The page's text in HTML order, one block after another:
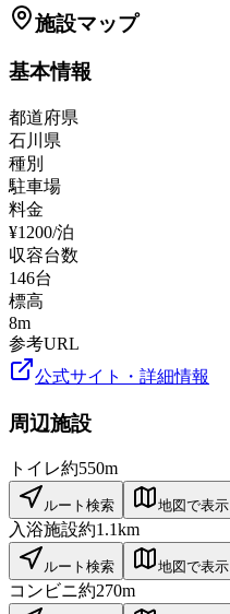
施設マップ
基本情報
都道府県
石川県
種別
駐車場
料金
¥1200/泊
収容台数
146台
標高
8m
参考URL
公式サイト・詳細情報
周辺施設
トイレ約550m
ルート検索 地図で表示
入浴施設約1.1km
ルート検索 地図で表示
コンビニ約270m